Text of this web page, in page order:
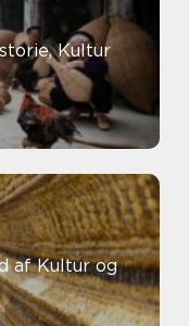
Kultur
af Kultur og